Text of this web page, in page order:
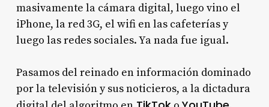
masivamente la cámara digital, luego vino el
iPhone, la red 3G, el wifi en las cafeterías y
luego las redes sociales. Ya nada fue igual.
Pasamos del reinado en información dominado
por la televisión y sus noticieros, a la dictadura